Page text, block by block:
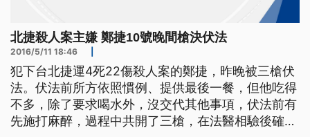
北捷殺人案主嫌 鄭捷10號晚間槍決伏法
2016/5/11 18:46
犯下台北捷運4死22傷殺人案的鄭捷，昨晚被三槍伏
法。伏法前所方依照慣例、提供最後一餐，但他吃得
不多，除了要求喝水外，沒交代其他事項，伏法前有
先施打麻醉，過程中共開了三槍，在法醫相驗後確認